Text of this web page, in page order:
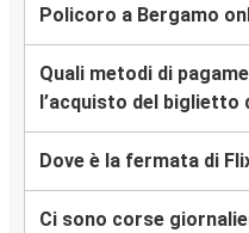
Policoro a Bergamo
Quali metodi di
l’acquisto del biglietto
Dove è la fermata di
Ci sono corse